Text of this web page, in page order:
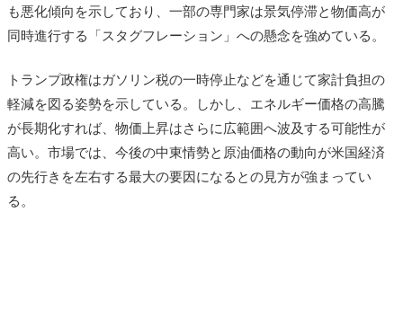
も悪化傾向を示しており、一部の専門家は景気停滞と物価高が
同時進行する「スタグフレーション」への懸念を強めている。
トランプ政権はガソリン税の一時停止などを通じて家計負担の
軽減を図る姿勢を示している。しかし、エネルギー価格の高騰
が長期化すれば、物価上昇はさらに広範囲へ波及する可能性が
高い。市場では、今後の中東情勢と原油価格の動向が米国経済
の先行きを左右する最大の要因になるとの見方が強まってい
る。